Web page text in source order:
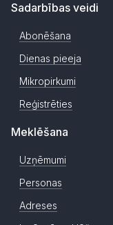
Sadarbības veidi
Abonēšana
Dienas pieeja
Mikropirkumi
Reģistrēties
Meklēšana
Uzņēmumi
Personas
Adreses